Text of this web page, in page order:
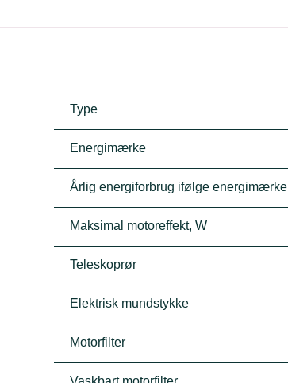
Type
Energimærke
Årlig energiforbrug ifølge energimærke
Maksimal motoreffekt, W
Teleskoprør
Elektrisk mundstykke
Motorfilter